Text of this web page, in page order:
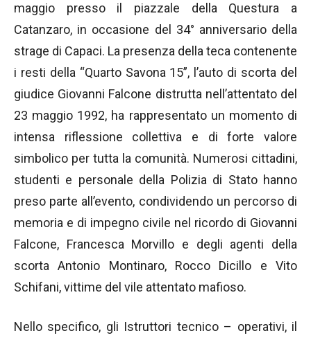
maggio presso il piazzale della Questura a
Catanzaro, in occasione del 34° anniversario della
strage di Capaci. La presenza della teca contenente
i resti della “Quarto Savona 15”, l’auto di scorta del
giudice Giovanni Falcone distrutta nell’attentato del
23 maggio 1992, ha rappresentato un momento di
intensa riflessione collettiva e di forte valore
simbolico per tutta la comunità. Numerosi cittadini,
studenti e personale della Polizia di Stato hanno
preso parte all’evento, condividendo un percorso di
memoria e di impegno civile nel ricordo di Giovanni
Falcone, Francesca Morvillo e degli agenti della
scorta Antonio Montinaro, Rocco Dicillo e Vito
Schifani, vittime del vile attentato mafioso.
Nello specifico, gli Istruttori tecnico – operativi, il